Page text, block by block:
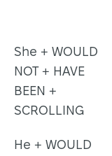
She + WOULD
NOT + HAVE
BEEN +
SCROLLING
He + WOULD